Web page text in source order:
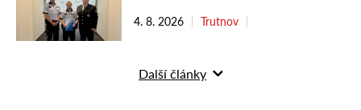
4. 8. 2026 Trutnov
Další články